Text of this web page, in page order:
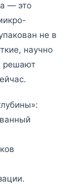
— это
не в
научно
решают